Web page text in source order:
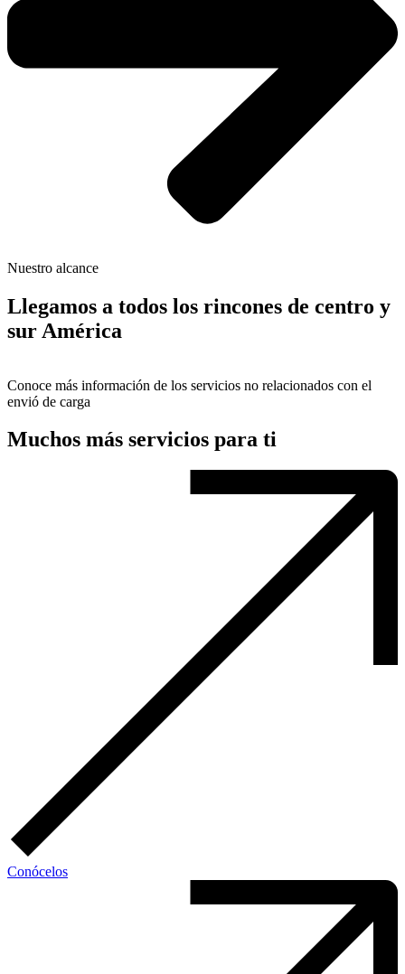
Nuestro alcance
Llegamos a todos los rincones de centro y
sur América
Conoce más información de los servicios no relacionados con el
envió de carga
Muchos más servicios para ti
Conócelos